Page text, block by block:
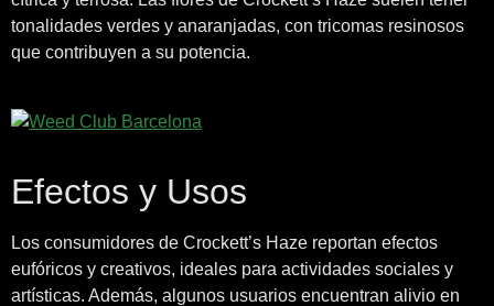
tonalidades verdes y anaranjadas, con tricomas resinosos
que contribuyen a su potencia.
Efectos y Usos
Los consumidores de Crockett’s Haze reportan efectos
eufóricos y creativos, ideales para actividades sociales y
artísticas. Además, algunos usuarios encuentran alivio en